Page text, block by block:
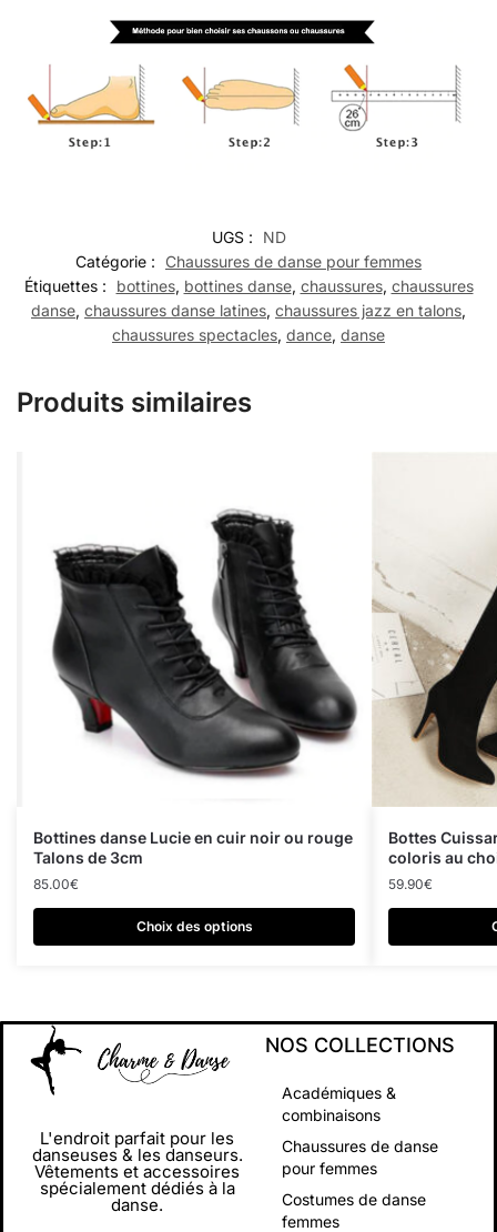
UGS :
ND
Catégorie :
Chaussures de danse pour femmes
Étiquettes :
bottines, bottines danse, chaussures, chaussures
danse, chaussures danse latines, chaussures jazz en talons,
chaussures spectacles, dance, danse
Produits similaires
Bottines danse Lucie en cuir noir ou rouge
Talons de 3cm
85.00€
Choix des options
Bottes
coloris au
59.90€
L'endroit parfait pour les
danseuses & les danseurs.
Vêtements et accessoires
spécialement dédiés à la
danse.
NOS COLLECTIONS
Académiques &
combinaisons
Chaussures de danse
pour femmes
Costumes de danse
femmes